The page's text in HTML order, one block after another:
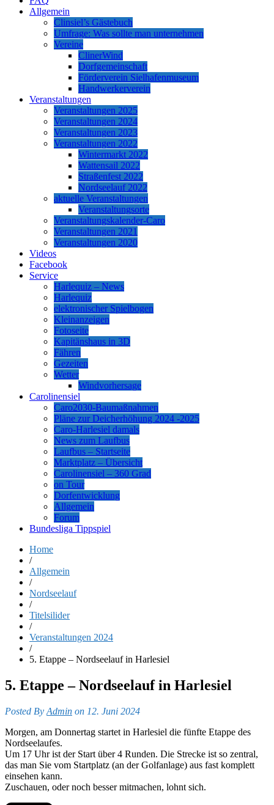
Allgemein
Clinsiel’s Gästebuch
Umfrage: Was sollte man unternehmen
Vereine
ClinerWind
Dorfgemeinschaft
Förderverein Sielhafenmuseum
Handwerkerverein
Veranstaltungen
Veranstaltungen 2025
Veranstaltungen 2024
Veranstaltungen 2023
Veranstaltungen 2022
Wintermarkt 2022
Wattensail 2022
Straßenfest 2022
Nordseelauf 2022
aktuelle Veranstaltungen
Veranstaltungsorte
Veranstaltungskalender-Caro
Veranstaltungen 2021
Veranstaltungen 2020
Videos
Facebook
Service
Harlequiz – News
Harlequiz
elektronischer Spielbogen
Kleinanzeigen
Fotoseite
Kapitänshaus in 3D
Fähren
Gezeiten
Wetter
Windvorhersage
Carolinensiel
Caro2030-Baumaßnahmen
Pläne zur Deicherhöhung 2024 -2025
Caro-Harlesiel damals
News zum Laufbus
Laufbus – Startseite
Marktplatz – Übersicht
Carolinensiel – 360 Grad
on Tour
Dorfentwicklung
Allgemein
Forum
Bundesliga Tippspiel
Home
/
Allgemein
/
Nordseelauf
/
Titelsilider
/
Veranstaltungen 2024
/
5. Etappe – Nordseelauf in Harlesiel
5. Etappe – Nordseelauf in Harlesiel
Posted By Admin on 12. Juni 2024
Morgen, am Donnertag startet in Harlesiel die fünfte Etappe des
Nordseelaufes.
Um 17 Uhr ist der Start über 4 Runden. Die Strecke ist so zentral,
das man Sie vom Startplatz (an der Golfanlage) aus fast komplett
einsehen kann.
Zuschauen, oder noch besser mitmachen, lohnt sich.